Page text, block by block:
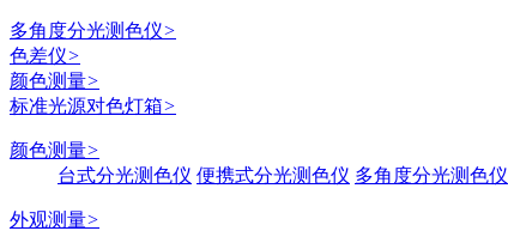
多角度分光测色仪>
色差仪>
颜色测量>
标准光源对色灯箱>
颜色测量>
台式分光测色仪 便携式分光测色仪 多角度分光测色仪
外观测量>